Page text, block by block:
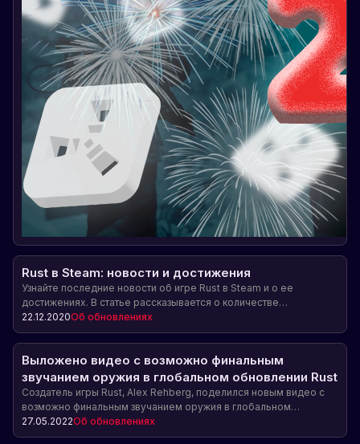
Rust в Steam: новости и достижения
Узнайте последние новости об игре Rust в Steam и о ее
достижениях. В статье рассказывается о количестве
добавлений Rust в список желаемых, борьбе с нечестными
игроками, побитых рекордах онлайна, продажах предметов на
торговой площадке и финансовых показателях игры.
22.12.2020Об обновлениях
Выложено видео с возможно финальным
звучанием оружия в глобальном обновлении Rust
Создатель игры Rust, Alex Rehberg, поделился новым видео с
возможно финальным звучанием оружия в глобальном
обновлении, которое планируется выпустить 2 июня.
27.05.2022Об обновлениях